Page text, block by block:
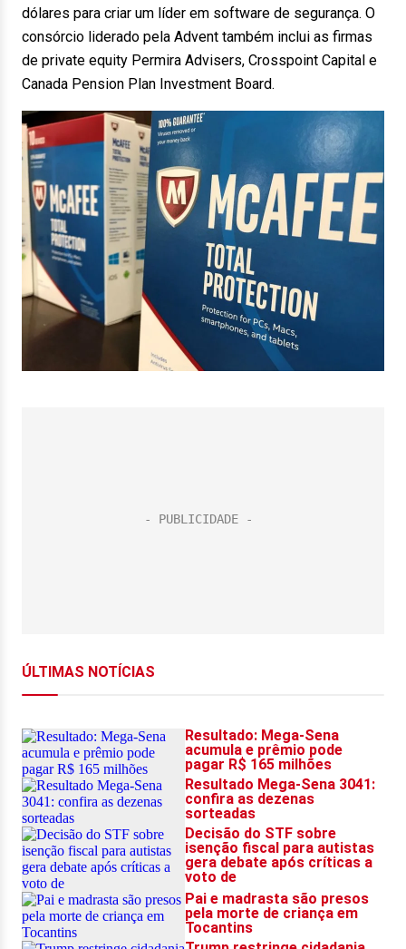
dólares para criar um líder em software de segurança. O
consórcio liderado pela Advent também inclui as firmas
de private equity Permira Advisers, Crosspoint Capital e
Canada Pension Plan Investment Board.